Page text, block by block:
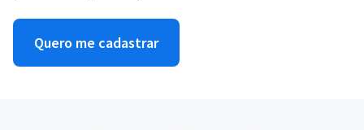
Quero me cadastrar